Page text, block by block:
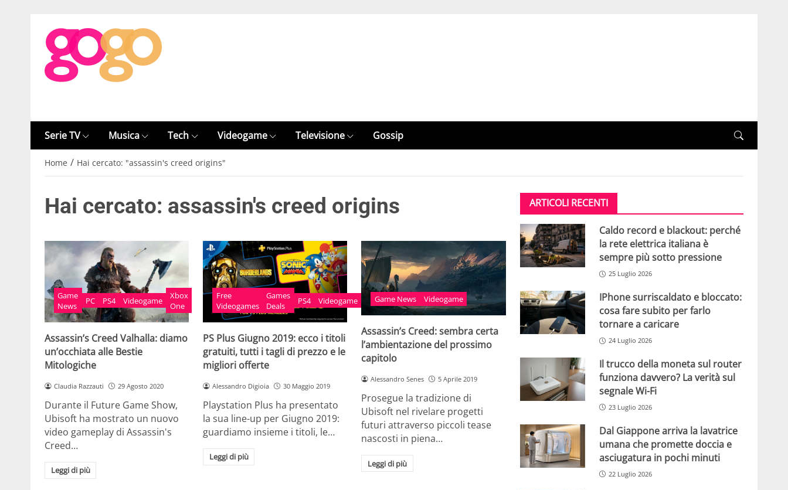
Serie TV Musica Tech Videogame Televisione Gossip
Home / Hai cercato: "assassin's creed origins"
Hai cercato: assassin's creed origins
Game
News
PC PS4 Videogame
Xbox
One
Assassin’s Creed Valhalla: diamo
un’occhiata alle Bestie
Mitologiche
Claudia Razzauti 29 Agosto 2020
Durante il Future Game Show,
Ubisoft ha mostrato un nuovo
video gameplay di Assassin's
Creed…
Leggi di più
Free
Videogames
Games
Deals
PS4 Videogame
PS Plus Giugno 2019: ecco i titoli
gratuiti, tutti i tagli di prezzo e le
migliori offerte
Alessandro Digioia 30 Maggio 2019
Playstation Plus ha presentato
la sua line-up per Giugno 2019:
guardiamo insieme i titoli, le…
Leggi di più
Game News Videogame
Assassin’s Creed: sembra certa
l’ambientazione del prossimo
capitolo
Alessandro Senes 5 Aprile 2019
Prosegue la tradizione di
Ubisoft nel rivelare progetti
futuri attraverso piccoli tease
nascosti in piena…
Leggi di più
ARTICOLI RECENTI
Caldo record e blackout: perché
la rete elettrica italiana è
sempre più sotto pressione
25 Luglio 2026
IPhone surriscaldato e bloccato:
cosa fare subito per farlo
tornare a caricare
24 Luglio 2026
Il trucco della moneta sul router
funziona davvero? La verità sul
segnale Wi-Fi
23 Luglio 2026
Dal Giappone arriva la lavatrice
umana che promette doccia e
asciugatura in pochi minuti
22 Luglio 2026